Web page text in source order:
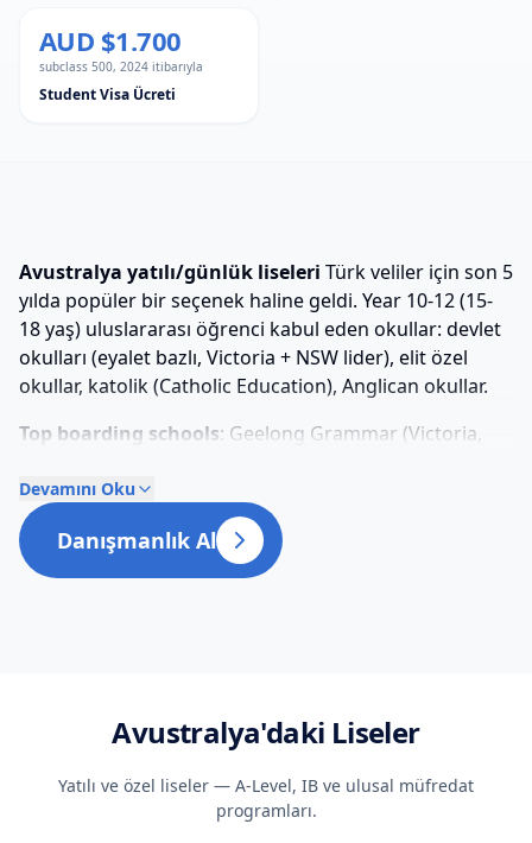
AUD $1.700
subclass 500, 2024 itibarıyla
Student Visa Ücreti
Avustralya yatılı/günlük liseleri Türk veliler için son 5
yılda popüler bir seçenek haline geldi. Year 10-12 (15-
18 yaş) uluslararası öğrenci kabul eden okullar: devlet
okulları (eyalet bazlı, Victoria + NSW lider), elit özel
okullar, katolik (Catholic Education), Anglican okullar.
Top boarding schools: Geelong Grammar (Victoria,
Melbourne Grammar, Sydney Grammar, The King's
School (NSW). Yıllık ücret AUD $30-50K + boarding AUD
$20-30K. Devlet okulları AUD $15-20K çok daha uygun.
uluslararası oran %15-25). Türk topluluğu Sydney +
Devamını Oku
Danışmanlık Al
Avustralya'daki Liseler
Yatılı ve özel liseler — A-Level, IB ve ulusal müfredat
programları.